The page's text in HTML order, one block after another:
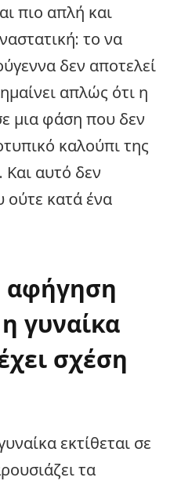
πιο απλή και
το να
δεν αποτελεί
απλώς ότι η
μια φάση που δεν
καλούπι της
Και αυτό δεν
ούτε κατά ένα
αφήγηση
γυναίκα
σχέση
εκτίθεται σε
τα